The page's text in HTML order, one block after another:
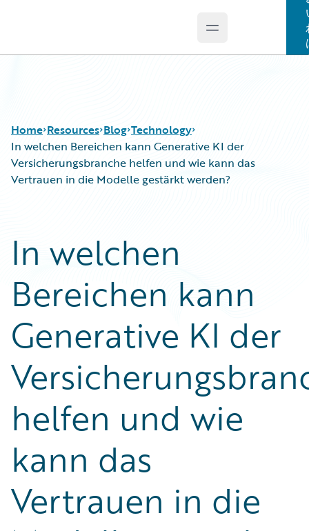
Open main menu
Home Resources
Blog
Help and Support
Insurance Technology FAQ
Blog
Customer Viewpoint
Developers
Intelligent Experience
Technology
Trends
Technology
In welchen Bereichen kann Generative KI der
Versicherungsbranche helfen und wie kann das
Vertrauen in die Modelle gestärkt werden?
In welchen
Bereichen kann
Generative KI der
helfen und wie
kann das
Vertrauen in die